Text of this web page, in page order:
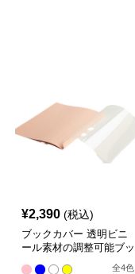
¥2,390 (税込)
ブックカバー 透明ビニ
ール素材の調整可能ブッ
全4色